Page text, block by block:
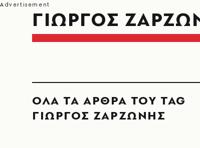
ΓΙΩΡΓΟΣ
ΟΛΑ ΤΑ ΑΡΘΡΑ ΤΟΥ TAG
ΓΙΩΡΓΟΣ ΖΑΡΖΩΝΗΣ